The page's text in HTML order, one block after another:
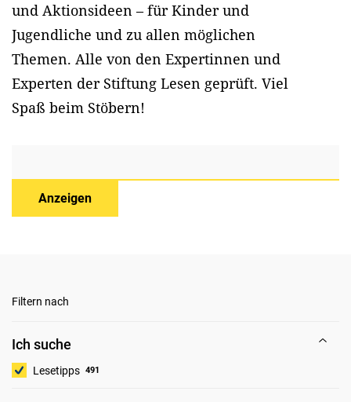
und Aktionsideen – für Kinder und
Jugendliche und zu allen möglichen
Themen. Alle von den Expertinnen und
Experten der Stiftung Lesen geprüft. Viel
Spaß beim Stöbern!
Anzeigen
Filtern nach
Ich suche
Lesetipps 491